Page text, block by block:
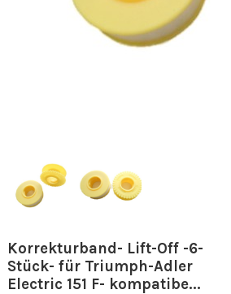
Korrekturband- Lift-Off -6-
Stück- für Triumph-Adler
Electric 151 F- kompatibe...